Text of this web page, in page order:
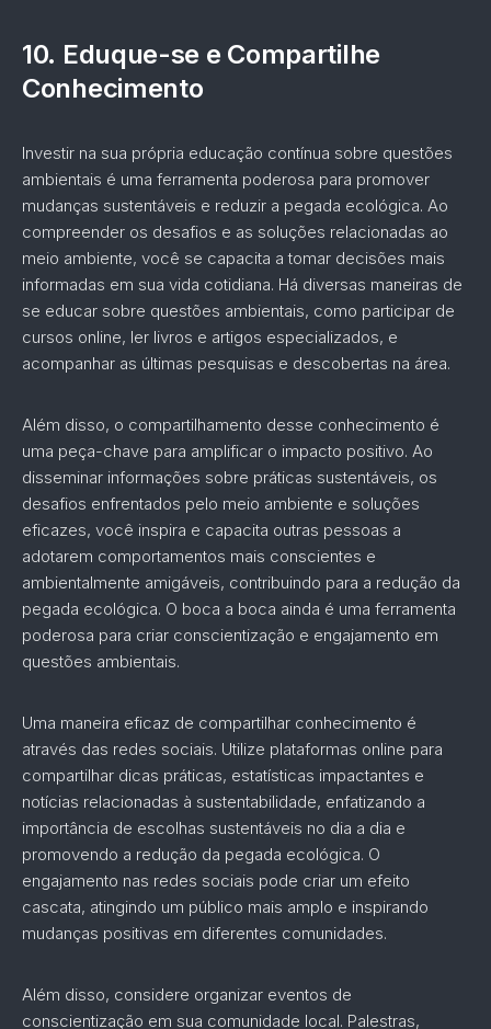
10. Eduque-se e Compartilhe
Conhecimento
Investir na sua própria educação contínua sobre questões
ambientais é uma ferramenta poderosa para promover
mudanças sustentáveis e reduzir a pegada ecológica. Ao
compreender os desafios e as soluções relacionadas ao
meio ambiente, você se capacita a tomar decisões mais
informadas em sua vida cotidiana. Há diversas maneiras de
se educar sobre questões ambientais, como participar de
cursos online, ler livros e artigos especializados, e
acompanhar as últimas pesquisas e descobertas na área.
Além disso, o compartilhamento desse conhecimento é
uma peça-chave para amplificar o impacto positivo. Ao
disseminar informações sobre práticas sustentáveis, os
desafios enfrentados pelo meio ambiente e soluções
eficazes, você inspira e capacita outras pessoas a
adotarem comportamentos mais conscientes e
ambientalmente amigáveis, contribuindo para a redução da
pegada ecológica. O boca a boca ainda é uma ferramenta
poderosa para criar conscientização e engajamento em
questões ambientais.
Uma maneira eficaz de compartilhar conhecimento é
através das redes sociais. Utilize plataformas online para
compartilhar dicas práticas, estatísticas impactantes e
notícias relacionadas à sustentabilidade, enfatizando a
importância de escolhas sustentáveis no dia a dia e
promovendo a redução da pegada ecológica. O
engajamento nas redes sociais pode criar um efeito
cascata, atingindo um público mais amplo e inspirando
mudanças positivas em diferentes comunidades.
Além disso, considere organizar eventos de
conscientização em sua comunidade local. Palestras,